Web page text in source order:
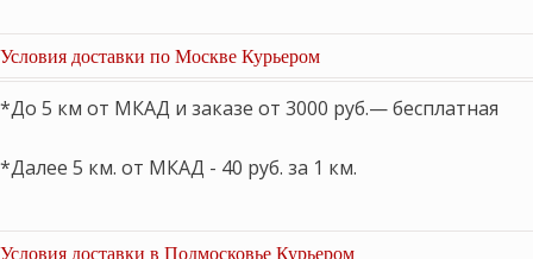
Условия доставки по Москве Курьером
*До 5 км от МКАД и заказе от 3000 руб.— бесплатная
*Далее 5 км. от МКАД - 40 руб. за 1 км.
Условия доставки в Подмосковье Курьером